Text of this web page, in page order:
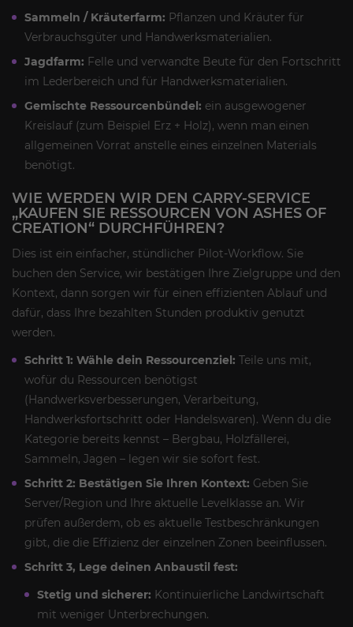
Sammeln / Kräuterfarm: Pflanzen und Kräuter für
Verbrauchsgüter und Handwerksmaterialien.
Jagdfarm: Felle und verwandte Beute für den Fortschritt
im Lederbereich und für Handwerksmaterialien.
Gemischte Ressourcenbündel: ein ausgewogener
Kreislauf (zum Beispiel Erz + Holz), wenn man einen
allgemeinen Vorrat anstelle eines einzelnen Materials
benötigt.
WIE WERDEN WIR DEN CARRY-SERVICE
„KAUFEN SIE RESSOURCEN VON ASHES OF
CREATION“ DURCHFÜHREN?
Dies ist ein einfacher, stündlicher Pilot-Workflow. Sie
buchen den Service, wir bestätigen Ihre Zielgruppe und den
Kontext, dann sorgen wir für einen effizienten Ablauf und
dafür, dass Ihre bezahlten Stunden produktiv genutzt
werden.
Schritt 1: Wähle dein Ressourcenziel: Teile uns mit,
wofür du Ressourcen benötigst
(Handwerksverbesserungen, Verarbeitung,
Handwerksfortschritt oder Handelswaren). Wenn du die
Kategorie bereits kennst – Bergbau, Holzfällerei,
Sammeln, Jagen – legen wir sie sofort fest.
Schritt 2: Bestätigen Sie Ihren Kontext: Geben Sie
Server/Region und Ihre aktuelle Levelklasse an. Wir
prüfen außerdem, ob es aktuelle Testbeschränkungen
gibt, die die Effizienz der einzelnen Zonen beeinflussen.
Schritt 3, Lege deinen Anbaustil fest:
Stetig und sicherer: Kontinuierliche Landwirtschaft
mit weniger Unterbrechungen.